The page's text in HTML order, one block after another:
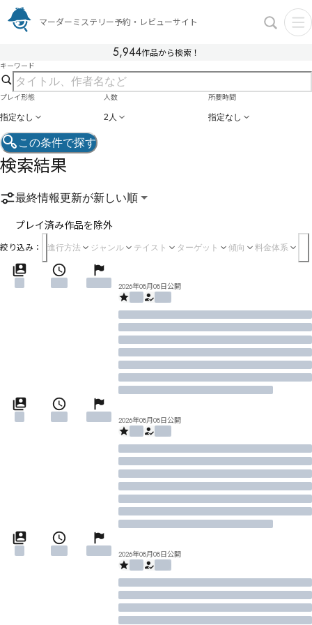
マーダーミステリー予約・レビューサイト
5,944作品から検索！
キーワード
プレイ形態
指定なし
人数
2人
所要時間
指定なし
この条件で探す
検索結果
最終情報更新が新しい順
プレイ済み作品を除外
絞り込み： 進行方法 ジャンル テイスト ターゲット 傾向 料金体系
2026年08月08日公開
2026年08月08日公開
2026年08月08日公開